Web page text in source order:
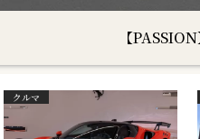
【
クルマ